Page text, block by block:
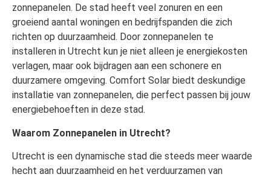
zonnepanelen. De stad heeft veel zonuren en een
groeiend aantal woningen en bedrijfspanden die zich
richten op duurzaamheid. Door zonnepanelen te
installeren in Utrecht kun je niet alleen je energiekosten
verlagen, maar ook bijdragen aan een schonere en
duurzamere omgeving. Comfort Solar biedt deskundige
installatie van zonnepanelen, die perfect passen bij jouw
energiebehoeften in deze stad.
Waarom Zonnepanelen in Utrecht?
Utrecht is een dynamische stad die steeds meer waarde
hecht aan duurzaamheid en het verduurzamen van